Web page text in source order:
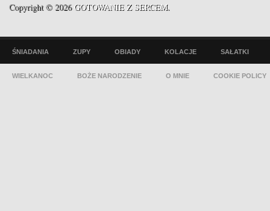
Copyright © 2026 GOTOWANIE Z SERCEM.
ŚNIADANIA ZUPY OBIADY KOLACJE SAŁATKI
WIELKANOC BOŻE NARODZENIE O MNIE COOKIE POLICY